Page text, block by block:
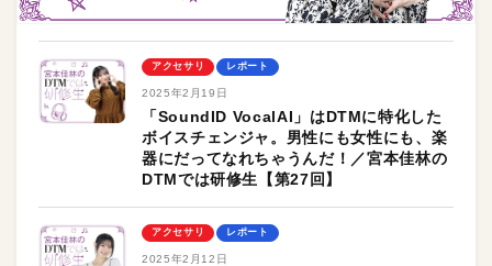
アクセサリ レポート
2025年2月19日
「SoundID VocalAI」はDTMに特化した
ボイスチェンジャ。男性にも女性にも、楽
器にだってなれちゃうんだ！／宮本佳林の
DTMでは研修生【第27回】
アクセサリ レポート
2025年2月12日